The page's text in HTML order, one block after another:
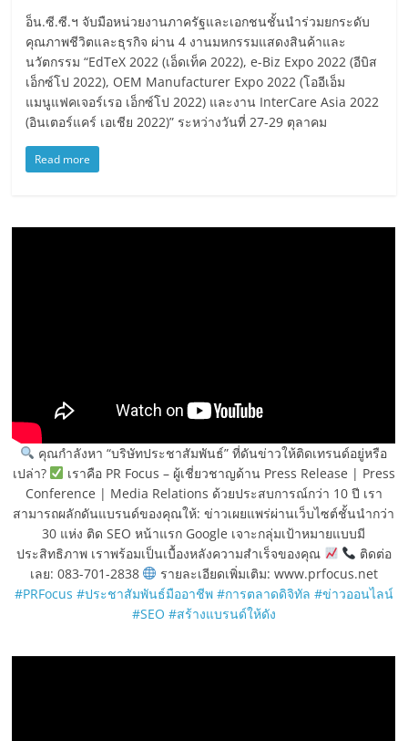
อ็น.ซี.ซี.ฯ จับมือหน่วยงานภาครัฐและเอกชนชั้นนำร่วมยกระดับ
คุณภาพชีวิตและธุรกิจ ผ่าน 4 งานมหกรรมแสดงสินค้าและ
นวัตกรรม “EdTeX 2022 (เอ็ดเท็ค 2022), e-Biz Expo 2022 (อีบิส
เอ็กซ์โป 2022), OEM Manufacturer Expo 2022 (โออีเอ็ม
แมนูแฟคเจอร์เรอ เอ็กซ์โป 2022) และงาน InterCare Asia 2022
(อินเตอร์แคร์ เอเชีย 2022)” ระหว่างวันที่ 27-29 ตุลาคม
Read more
คุณกำลังหา “บริษัทประชาสัมพันธ์” ที่ดันข่าวให้ติดเทรนด์อยู่หรือ
เปล่า?
เราคือ PR Focus – ผู้เชี่ยวชาญด้าน Press Release | Press
Conference | Media Relations ด้วยประสบการณ์กว่า 10 ปี เรา
สามารถผลักดันแบรนด์ของคุณให้: ข่าวเผยแพร่ผ่านเว็บไซต์ชั้นนำกว่า
30 แห่ง ติด SEO หน้าแรก Google เจาะกลุ่มเป้าหมายแบบมี
ประสิทธิภาพ เราพร้อมเป็นเบื้องหลังความสำเร็จของคุณ
ติดต่อ
เลย: 083-701-2838
รายละเอียดเพิ่มเติม: www.prfocus.net
#PRFocus #ประชาสัมพันธ์มืออาชีพ #การตลาดดิจิทัล #ข่าวออนไลน์
#SEO #สร้างแบรนด์ให้ดัง